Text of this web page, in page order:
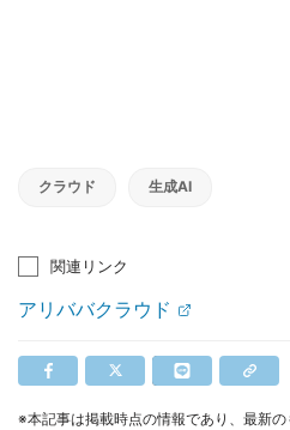
クラウド 生成AI
関連リンク
アリババクラウド
※本記事は掲載時点の情報であり、最新